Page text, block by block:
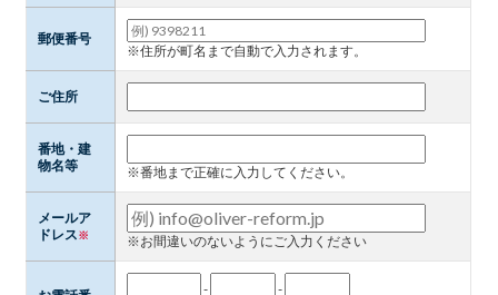
郵便番号
※住所が町名まで自動で入力されます。
ご住所
番地・建
物名等
※番地まで正確に入力してください。
メールア
ドレス※ ※お間違いのないようにご入力ください
- -